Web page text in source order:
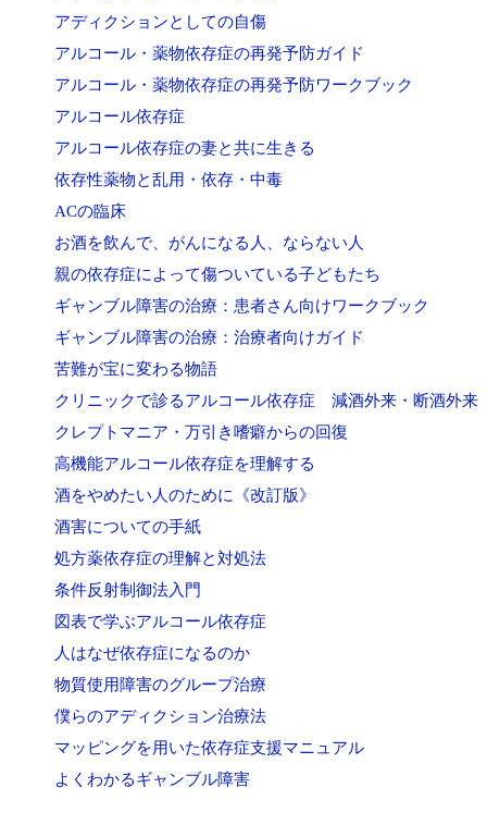
アディクションとしての自傷
アルコール・薬物依存症の再発予防ガイド
アルコール・薬物依存症の再発予防ワークブック
アルコール依存症
アルコール依存症の妻と共に生きる
依存性薬物と乱用・依存・中毒
ACの臨床
お酒を飲んで、がんになる人、ならない人
親の依存症によって傷ついている子どもたち
ギャンブル障害の治療：患者さん向けワークブック
ギャンブル障害の治療：治療者向けガイド
苦難が宝に変わる物語
クリニックで診るアルコール依存症 減酒外来・断酒外来
クレプトマニア・万引き嗜癖からの回復
高機能アルコール依存症を理解する
酒をやめたい人のために《改訂版》
酒害についての手紙
処方薬依存症の理解と対処法
条件反射制御法入門
図表で学ぶアルコール依存症
人はなぜ依存症になるのか
物質使用障害のグループ治療
僕らのアディクション治療法
マッピングを用いた依存症支援マニュアル
よくわかるギャンブル障害